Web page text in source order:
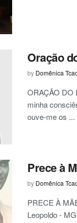
Oração
by Domênica
ORAÇÃO DO
minha
ouve-me os ...
Prece à
by Domênica
PRECE À
Leopoldo -